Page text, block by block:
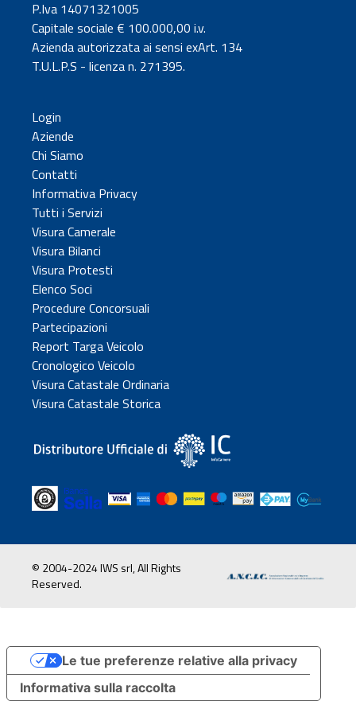
P.Iva 14071321005
Capitale sociale € 100.000,00 i.v.
Azienda autorizzata ai sensi exArt. 134
T.U.L.P.S - licenza n. 271395.
Login
Aziende
Chi Siamo
Contatti
Informativa Privacy
Tutti i Servizi
Visura Camerale
Visura Bilanci
Visura Protesti
Elenco Soci
Procedure Concorsuali
Partecipazioni
Report Targa Veicolo
Cronologico Veicolo
Visura Catastale Ordinaria
Visura Catastale Storica
© 2004-2024 IWS srl, All Rights
Reserved.
Informativa sulla raccolta
Le tue preferenze relative alla privacy